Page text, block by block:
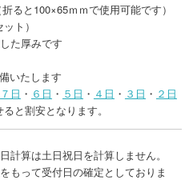
と100×65ｍｍで使用可能です）
ト）
厚みです
いたします
７日 ・ ６日 ・ ５日 ・ ４日 ・ ３日 ・ ２日
と割安となります。
計算は土日祝日を計算しません。
もって受付日の確定としておりま